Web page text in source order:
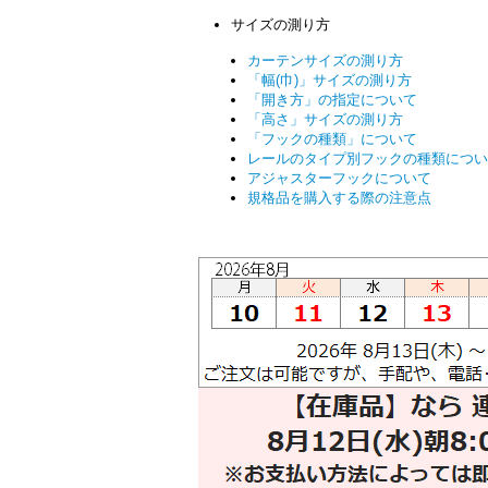
サイズの測り方
カーテンサイズの測り方
「幅(巾)」サイズの測り方
「開き方」の指定について
「高さ」サイズの測り方
「フックの種類」について
レールのタイプ別フックの種類につ
アジャスターフックについて
規格品を購入する際の注意点